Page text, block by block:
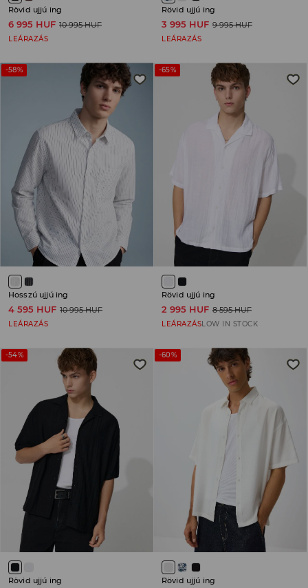
Rövid ujjú ing
6 995 HUF 10 995 HUF
LEÁRAZÁS
Rövid ujjú ing
3 995 HUF 9 995 HUF
LEÁRAZÁS
-58%
Hosszú ujjú ing
4 595 HUF 10 995 HUF
LEÁRAZÁS
-65%
Rövid ujjú ing
2 995 HUF 8 595 HUF
LEÁRAZÁSLOW IN STOCK
-54%
Rövid ujjú ing
-60%
Rövid ujjú ing